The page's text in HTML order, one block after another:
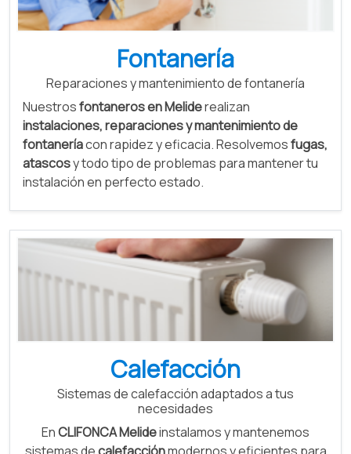
Fontanería
Reparaciones y mantenimiento de fontanería
Nuestrosfontaneros en Meliderealizan
instalaciones, reparaciones y mantenimiento de
fontaneríacon rapidez y eficacia. Resolvemosfugas,
atascosy todo tipo de problemas para mantener tu
instalación en perfecto estado.
Calefacción
Sistemas de calefacción adaptados a tus
necesidades
EnCLIFONCA Melideinstalamos y mantenemos